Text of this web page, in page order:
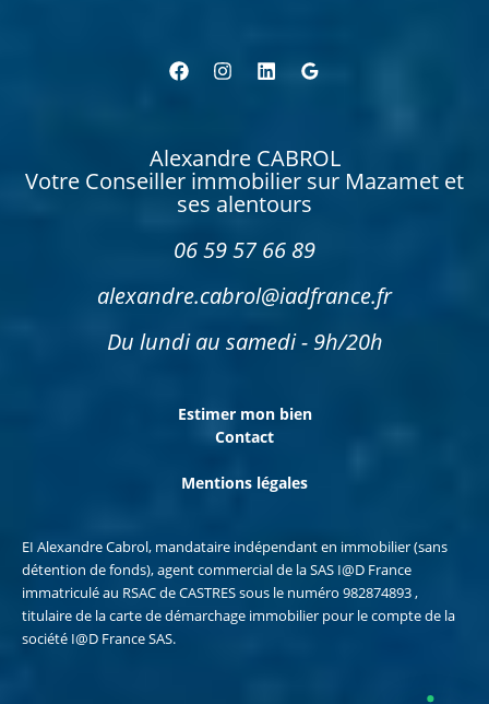
Alexandre CABROL
Votre Conseiller immobilier sur Mazamet et
ses alentours
06 59 57 66 89
alexandre.cabrol@iadfrance.fr
Du lundi au samedi - 9h/20h
Estimer mon bien
Contact
Mentions légales
EI Alexandre Cabrol, mandataire indépendant en immobilier (sans
détention de fonds), agent commercial de la SAS I@D France
immatriculé au RSAC de CASTRES sous le numéro 982874893 ,
titulaire de la carte de démarchage immobilier pour le compte de la
société I@D France SAS.